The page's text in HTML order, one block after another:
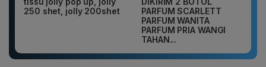
250 shet, jolly 200shet
PARFUM SCARLETT
PARFUM WANITA
PARFUM PRIA WANGI
TAHAN...